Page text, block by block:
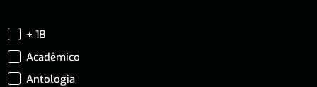
+ 18
Acadêmico
Antologia